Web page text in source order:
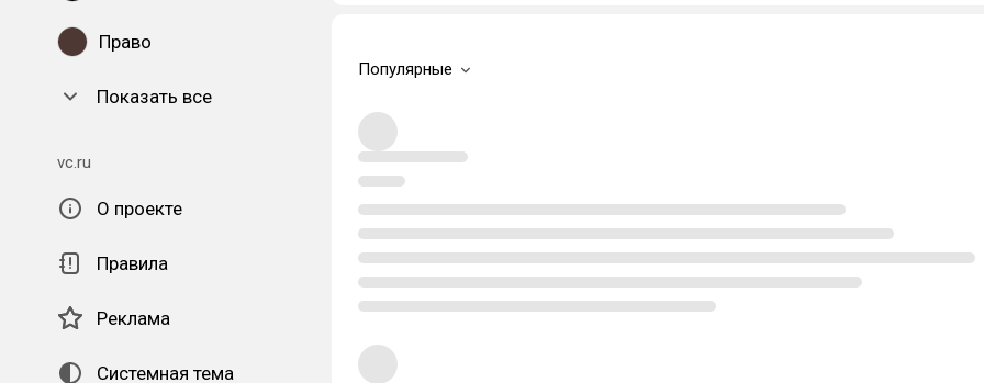
Право
Показать все
vc.ru
О проекте
Правила
Реклама
Системная тема
Популярные